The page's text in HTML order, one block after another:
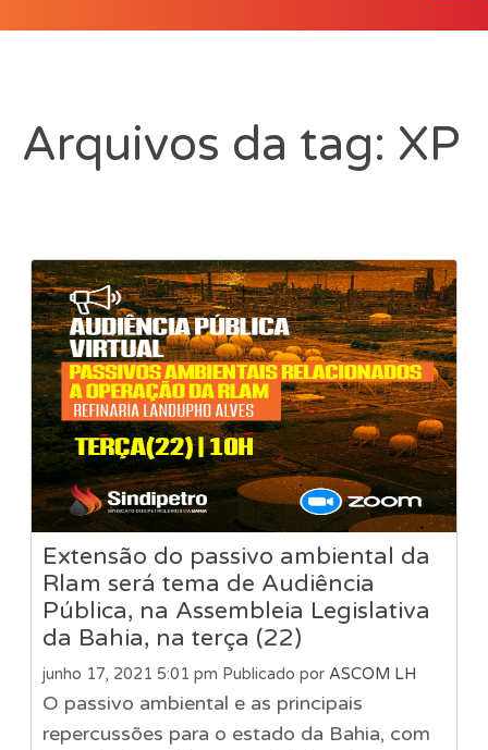
Arquivos da tag: XP
Extensão do passivo ambiental da
Rlam será tema de Audiência
Pública, na Assembleia Legislativa
da Bahia, na terça (22)
junho 17, 2021 5:01 pm Publicado por ASCOM LH
O passivo ambiental e as principais
repercussões para o estado da Bahia, com